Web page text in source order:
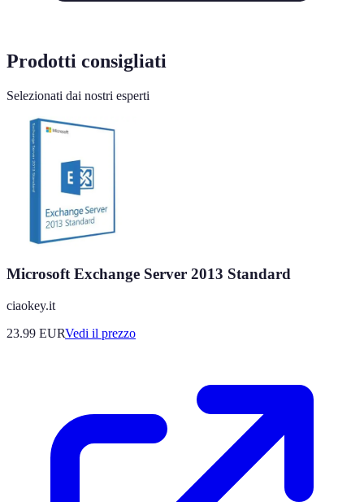
Prodotti consigliati
Selezionati dai nostri esperti
Microsoft Exchange Server 2013 Standard
ciaokey.it
23.99 EURVedi il prezzo